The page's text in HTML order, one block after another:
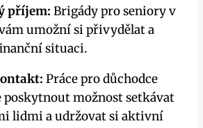
příjem: Brigády pro seniory v
umožní si přivydělat a
situaci.
Práce pro důchodce
poskytnout možnost setkávat
lidmi a udržovat si aktivní